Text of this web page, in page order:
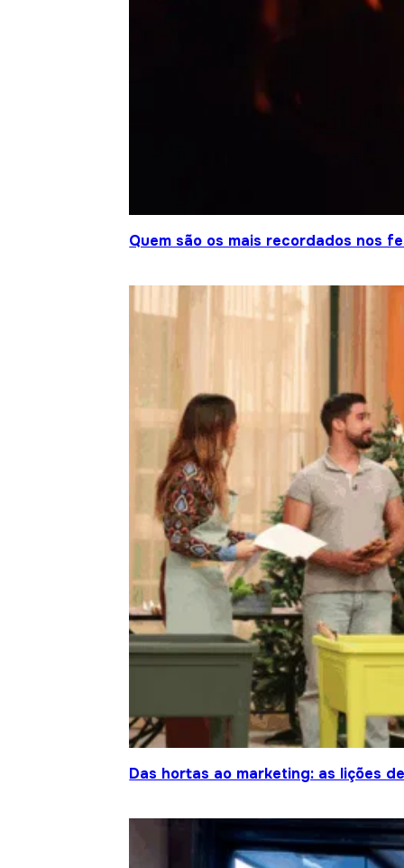
Quem são os mais recordados nos
Das hortas ao marketing: as lições